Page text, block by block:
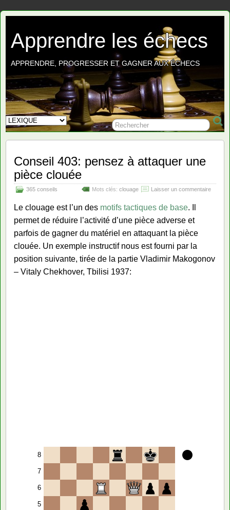
Apprendre les échecs
APPRENDRE, PROGRESSER ET GAGNER AUX ÉCHECS
Conseil 403: pensez à attaquer une
pièce clouée
365 conseils Laisser un commentaire
Mots clés: clouage
Le clouage est l’un des motifs tactiques de base. Il
permet de réduire l’activité d’une pièce adverse et
parfois de gagner du matériel en attaquant la pièce
clouée. Un exemple instructif nous est fourni par la
position suivante, tirée de la partie Vladimir Makogonov
– Vitaly Chekhover, Tbilisi 1937:
8
7
6
5